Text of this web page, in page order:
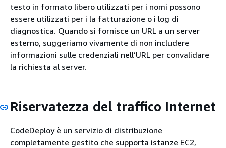
testo in formato libero utilizzati per i nomi possono
essere utilizzati per i la fatturazione o i log di
diagnostica. Quando si fornisce un URL a un server
esterno, suggeriamo vivamente di non includere
informazioni sulle credenziali nell’URL per convalidare
la richiesta al server.
Riservatezza del traffico Internet
CodeDeploy è un servizio di distribuzione
completamente gestito che supporta istanze EC2,